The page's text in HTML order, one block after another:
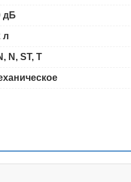
дБ
л
N, ST, T